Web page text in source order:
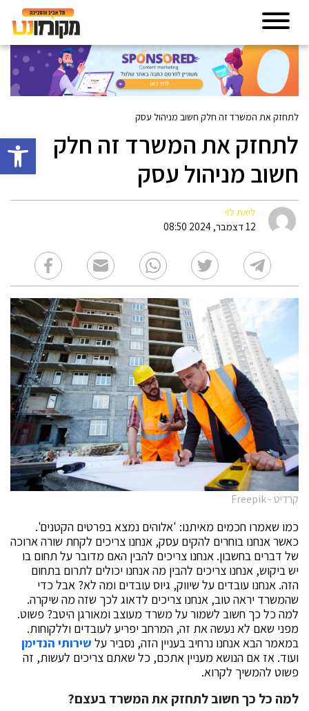
פתח
לתחזק את המשרד זה חלק חשוב מניהול עסק
לתחזק את המשרד זה חלק
חשוב מניהול עסק
ליאת לוי
12 דצמבר, 2024 08:50
קרדיט - Freepik
כמו שאמרו חכמים מאיתנו: 'אלוהים נמצא בפרטים הקטנים'.
כאשר אנחנו בוחרים להקים עסק, אנחנו צריכים לקחת שורה ארוכה
של דברים בחשבון. אנחנו צריכים להבין האם מדובר על תחום בו
יש ביקוש, אנחנו צריכים להבין מה אנחנו יכולים לתרום בתחום
הזה. אנחנו עובדים על שיווק, גיוס עובדים ומה לא? אבל כדי
שהמשרד יראה טוב, אנחנו צריכים לדאוג לכך שזה מה שיקרה.
למה כל כך חשוב לשמור על משרד מעוצב ומאורגן היטב? פשוט.
מפני שאם לא נעשה את זה, המרחב יפריע לעובדים וללקוחות.
במאמר הבא אנחנו נרחיב בעניין הזה, נסביר על שירותי הנדימן
ועוד. אז אם הנושא מעניין אתכם, כל שאתם צריכים לעשות, זה
פשוט להמשיך לקרוא.
למה כל כך חשוב לתחזק את המשרד בעצם?